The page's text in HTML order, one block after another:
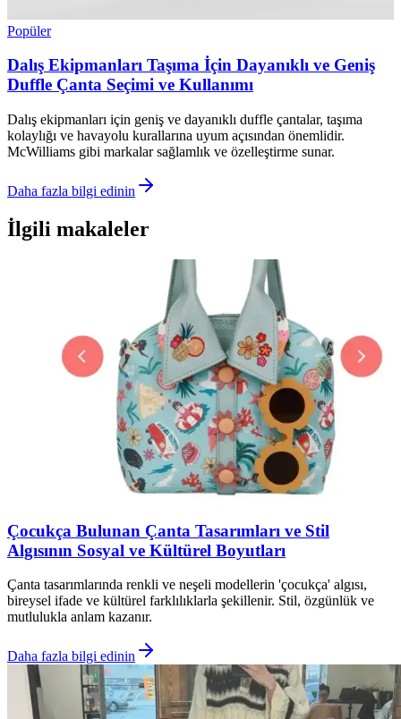
Popüler
Dalış Ekipmanları Taşıma İçin Dayanıklı ve Geniş
Duffle Çanta Seçimi ve Kullanımı
Dalış ekipmanları için geniş ve dayanıklı duffle çantalar, taşıma
kolaylığı ve havayolu kurallarına uyum açısından önemlidir.
McWilliams gibi markalar sağlamlık ve özelleştirme sunar.
Daha fazla bilgi edinin
İlgili makaleler
Çocukça Bulunan Çanta Tasarımları ve Stil
Algısının Sosyal ve Kültürel Boyutları
Çanta tasarımlarında renkli ve neşeli modellerin 'çocukça' algısı,
bireysel ifade ve kültürel farklılıklarla şekillenir. Stil, özgünlük ve
mutlulukla anlam kazanır.
Daha fazla bilgi edinin